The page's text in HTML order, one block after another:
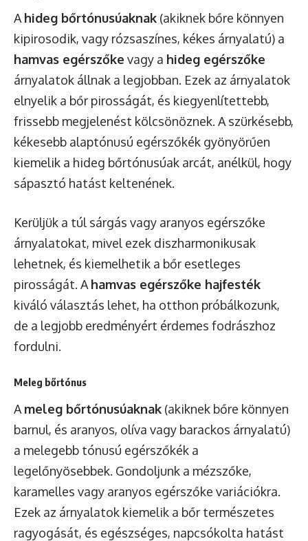
A hideg bőrtónusúaknak (akiknek bőre könnyen
kipirosodik, vagy rózsaszínes, kékes árnyalatú) a
hamvas egérszőke vagy a hideg egérszőke
árnyalatok állnak a legjobban. Ezek az árnyalatok
elnyelik a bőr pirosságát, és kiegyenlítettebb,
frissebb megjelenést kölcsönöznek. A szürkésebb,
kékesebb alaptónusú egérszőkék gyönyörűen
kiemelik a hideg bőrtónusúak arcát, anélkül, hogy
sápasztó hatást keltenének.
Kerüljük a túl sárgás vagy aranyos egérszőke
árnyalatokat, mivel ezek diszharmonikusak
lehetnek, és kiemelhetik a bőr esetleges
pirosságát. A hamvas egérszőke hajfesték
kiváló választás lehet, ha otthon próbálkozunk,
de a legjobb eredményért érdemes fodrászhoz
fordulni.
Meleg bőrtónus
A meleg bőrtónusúaknak (akiknek bőre könnyen
barnul, és aranyos, olíva vagy barackos árnyalatú)
a melegebb tónusú egérszőkék a
legelőnyösebbek. Gondoljunk a mézszőke,
karamelles vagy aranyos egérszőke variációkra.
Ezek az árnyalatok kiemelik a bőr természetes
ragyogását, és egészséges, napcsókolta hatást